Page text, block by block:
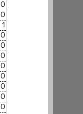
0
0
1
0
0
0
0
0
0
0
0